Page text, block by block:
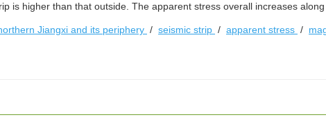
is higher than that outside. The apparent stress overall increases
Jiangxi and its periphery / seismic strip / apparent stress /